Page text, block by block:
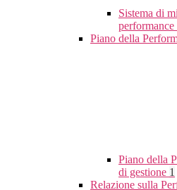
Sistema di
performance
Piano della
Piano della
di gestione 1
Relazione sulla